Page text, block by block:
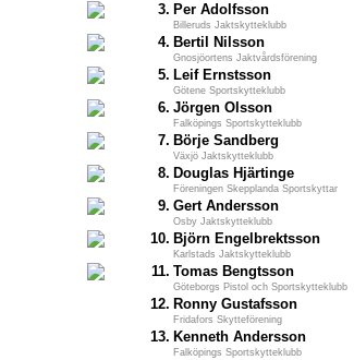
3. Per Adolfsson
Billeruds Jaktskytteklubb
4. Bertil Nilsson
Gnosjöortens Jaktvårdsförening
5. Leif Ernstsson
Götene Sportskytteklubb
6. Jörgen Olsson
Falköpings Sportskytteklubb
7. Börje Sandberg
Växjö Jaktskytteklubb
8. Douglas Hjärtinge
Föreningen Skepplanda Sportskyttar
9. Gert Andersson
Osby Jaktskytteklubb
10. Björn Engelbrektsson
Karlstads Jaktskytteklubb
11. Tomas Bengtsson
Göteborgs Pistol och Sportskytteklubb
12. Ronny Gustafsson
Fridafors Skytteförening
13. Kenneth Andersson
Falköpings Sportskytteklubb